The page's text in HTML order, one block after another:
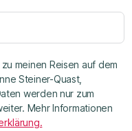
meinen Reisen auf dem
Steiner-Quast,
werden nur zum
Mehr Informationen